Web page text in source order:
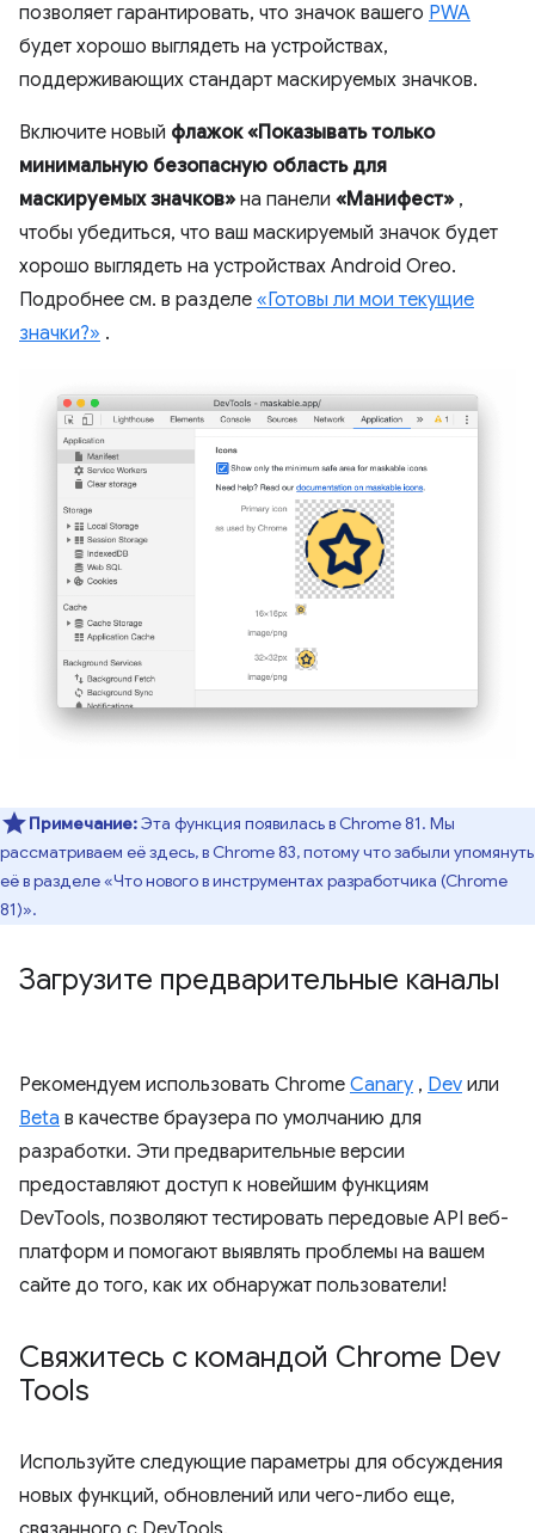
позволяет гарантировать, что значок вашего PWA
будет хорошо выглядеть на устройствах,
поддерживающих стандарт маскируемых значков.
Включите новый флажок «Показывать только
минимальную безопасную область для
маскируемых значков» на панели «Манифест» ,
чтобы убедиться, что ваш маскируемый значок будет
хорошо выглядеть на устройствах Android Oreo.
Подробнее см. в разделе «Готовы ли мои текущие
значки?» .
Примечание:Эта функция появилась в Chrome 81. Мы
рассматриваем её здесь, в Chrome 83, потому что забыли упомянуть
её в разделе «Что нового в инструментах разработчика (Chrome
81)».
Загрузите предварительные каналы
Рекомендуем использовать Chrome Canary , Dev или
Beta в качестве браузера по умолчанию для
разработки. Эти предварительные версии
предоставляют доступ к новейшим функциям
DevTools, позволяют тестировать передовые API веб-
платформ и помогают выявлять проблемы на вашем
сайте до того, как их обнаружат пользователи!
Свяжитесь с командой Chrome Dev
Tools
Используйте следующие параметры для обсуждения
новых функций, обновлений или чего-либо еще,